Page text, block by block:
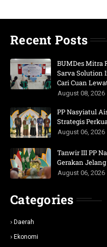
Recent Posts
BUMDes Mitra
Sarva Solution
Cari Cuan
August 08, 2026
PP Nasyiatul
Strategis
August 06, 2026
Tanwir III PP
Gerakan
August 06, 2026
Categories
Daerah
Ekonomi